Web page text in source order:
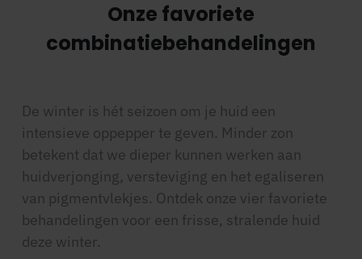
Onze favoriete
combinatiebehandelingen
De winter is hét seizoen om je huid een
intensieve oppepper te geven. Minder zon
betekent dat we dieper kunnen werken aan
huidverjonging, versteviging en het egaliseren
van pigmentvlekjes. Ontdek onze vier favoriete
behandelingen voor een frisse, stralende huid
deze winter.